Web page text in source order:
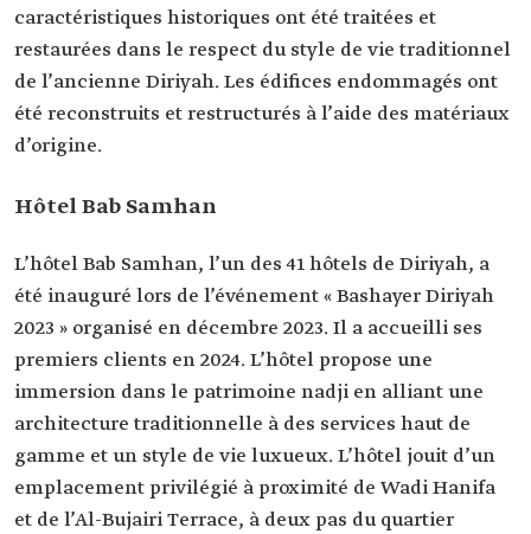
caractéristiques historiques ont été traitées et
restaurées dans le respect du style de vie traditionnel
de l’ancienne Diriyah. Les édifices endommagés ont
été reconstruits et restructurés à l’aide des matériaux
d’origine.
Hôtel Bab Samhan
L’hôtel Bab Samhan, l’un des 41 hôtels de Diriyah, a
été inauguré lors de l’événement « Bashayer Diriyah
2023 » organisé en décembre 2023. Il a accueilli ses
premiers clients en 2024. L’hôtel propose une
immersion dans le patrimoine nadji en alliant une
architecture traditionnelle à des services haut de
gamme et un style de vie luxueux. L’hôtel jouit d’un
emplacement privilégié à proximité de Wadi Hanifa
et de l’Al-Bujairi Terrace, à deux pas du quartier